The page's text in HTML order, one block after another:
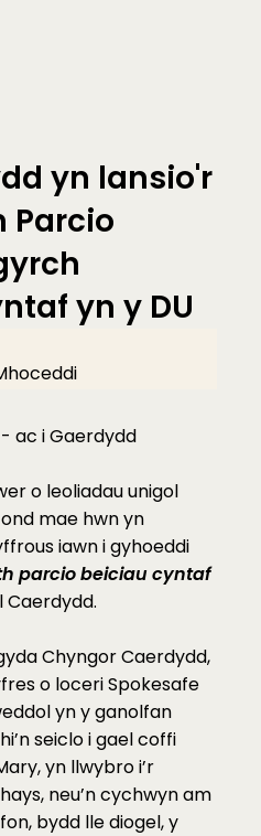
yn lansio'r
Parcio
yn y DU
ac i Gaerdydd
o leoliadau unigol
mae hwn yn
iawn i gyhoeddi
parcio beiciau cyntaf
Caerdydd.
Chyngor Caerdydd,
o loceri Spokesafe
yn y ganolfan
seiclo i gael coffi
yn llwybro i’r
neu’n cychwyn am
bydd lle diogel, y